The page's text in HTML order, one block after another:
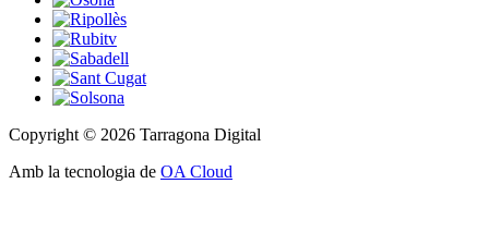
Copyright © 2026 Tarragona Digital
Amb la tecnologia de OA Cloud